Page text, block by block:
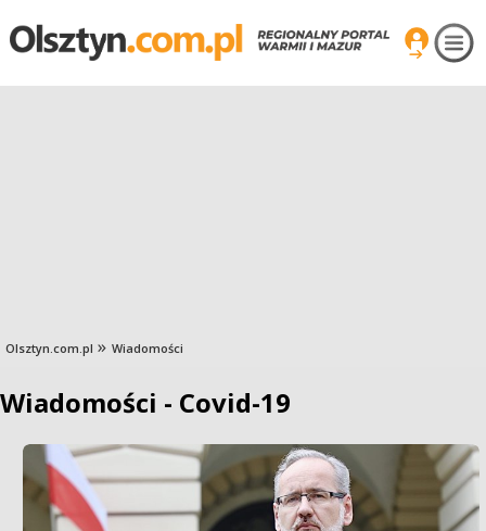
Olsztyn.com.pl Wiadomości
Wiadomości - Covid-19